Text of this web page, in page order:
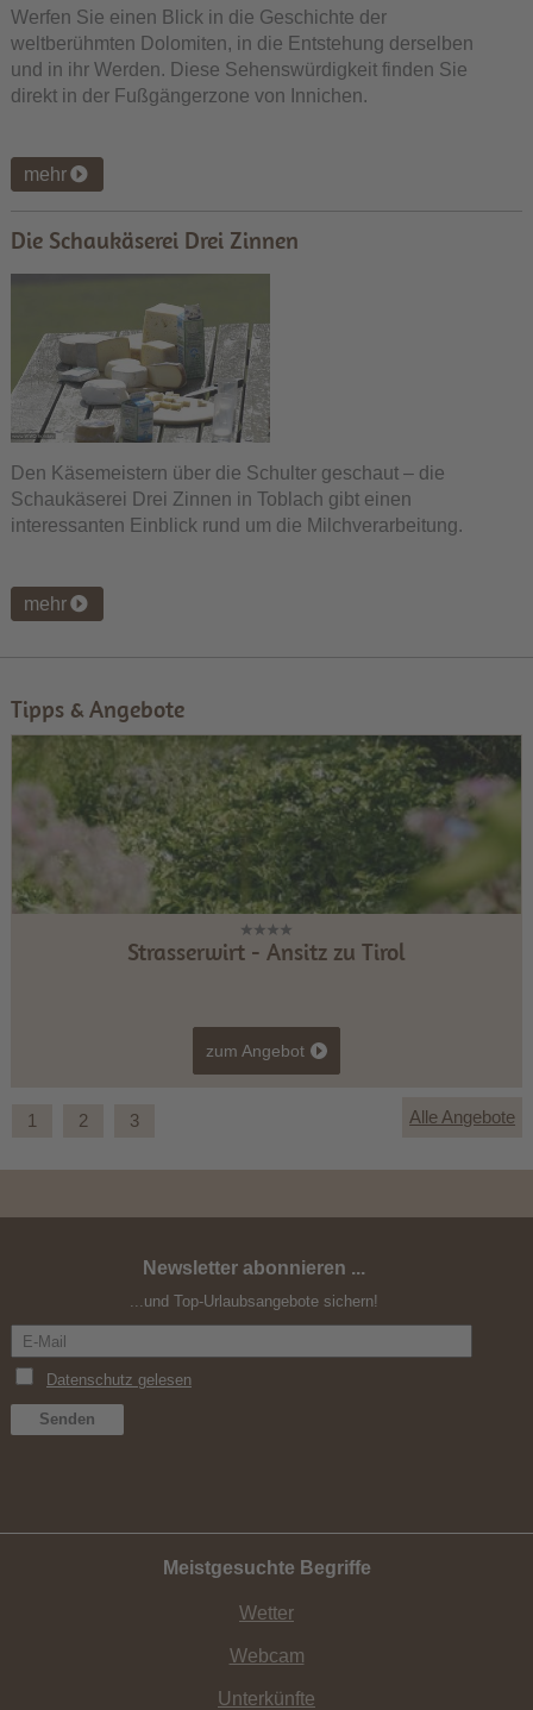
Werfen Sie einen Blick in die Geschichte der
weltberühmten Dolomiten, in die Entstehung derselben
und in ihr Werden. Diese Sehenswürdigkeit finden Sie
direkt in der Fußgängerzone von Innichen.
mehr
Die Schaukäserei Drei Zinnen
Den Käsemeistern über die Schulter geschaut – die
Schaukäserei Drei Zinnen in Toblach gibt einen
interessanten Einblick rund um die Milchverarbeitung.
mehr
Tipps & Angebote
Strasserwirt - Ansitz zu Tirol
Yoga-Retreat mit Rakesh Nanda
zum Angebot
1 2 3 Alle Angebote
Newsletter abonnieren ...
...und Top-Urlaubsangebote sichern!
Meistgesuchte Begriffe
Wetter
Webcam
Unterkünfte